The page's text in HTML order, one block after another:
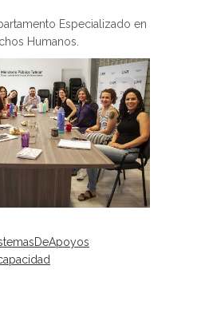
Especializado en
Humanos.